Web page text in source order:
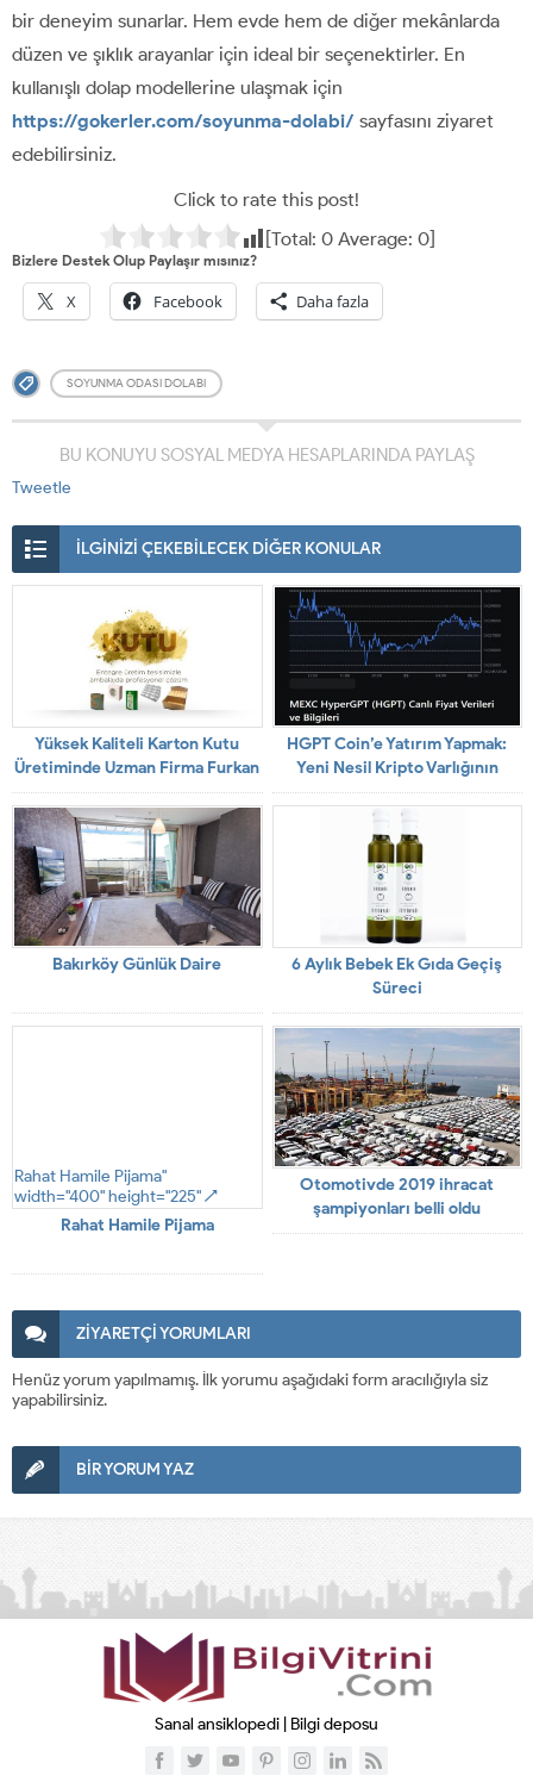
bir deneyim sunarlar. Hem evde hem de diğer mekânlarda
düzen ve şıklık arayanlar için ideal bir seçenektirler. En
kullanışlı dolap modellerine ulaşmak için
https://gokerler.com/soyunma-dolabi/ sayfasını ziyaret
edebilirsiniz.
Click to rate this post!
[Total: 0Average: 0]
Bizlere Destek Olup Paylaşır mısınız?
X Facebook Daha fazla
SOYUNMA ODASI DOLABI
BU KONUYU SOSYAL MEDYA HESAPLARINDA PAYLAŞ
Tweetle
İLGİNİZİ ÇEKEBİLECEK DİĞER KONULAR
Yüksek Kaliteli Karton Kutu
Üretiminde Uzman Firma Furkan
Ofset
HGPT Coin’e Yatırım Yapmak:
Yeni Nesil Kripto Varlığının
Detaylı İncelenmesi
Bakırköy Günlük Daire
6 Aylık Bebek Ek Gıda Geçiş
Süreci
Rahat Hamile Pijama"
width="400" height="225" />
Rahat Hamile Pijama
Otomotivde 2019 ihracat
şampiyonları belli oldu
ZİYARETÇİ YORUMLARI
Henüz yorum yapılmamış. İlk yorumu aşağıdaki form aracılığıyla siz
yapabilirsiniz.
BİR YORUM YAZ
Sanal ansiklopedi | Bilgi deposu